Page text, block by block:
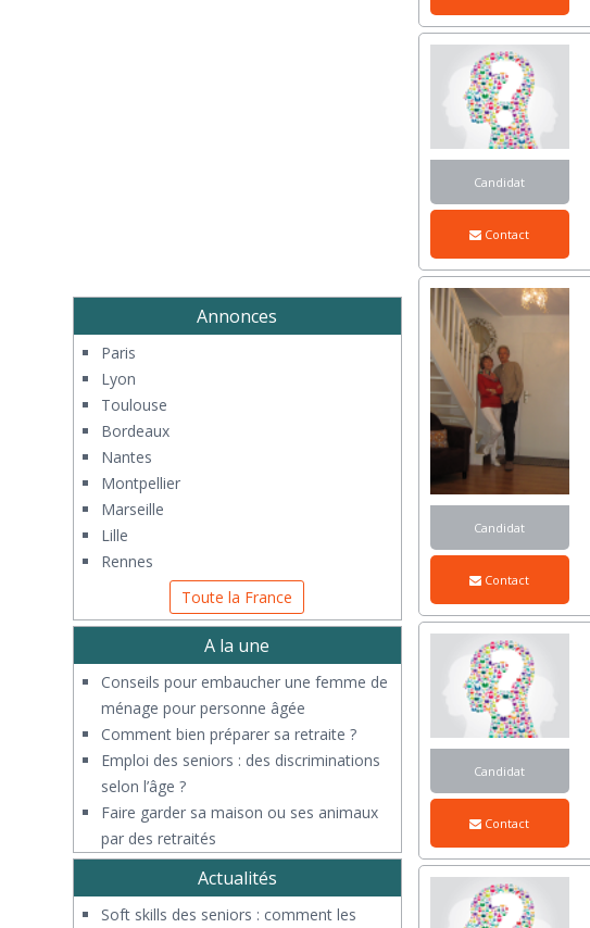
Candidat
Contact
Candidat
Contact
Candidat
Contact
Annonces
Paris
Lyon
Toulouse
Bordeaux
Nantes
Montpellier
Marseille
Lille
Rennes
Toute la France
A la une
Conseils pour embaucher une femme de
ménage pour personne âgée
Comment bien préparer sa retraite ?
Emploi des seniors : des discriminations
selon l’âge ?
Faire garder sa maison ou ses animaux
par des retraités
Actualités
Soft skills des seniors : comment les